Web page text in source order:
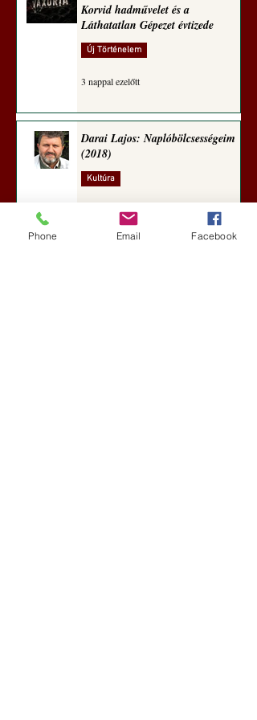
Korvid hadművelet és a
Láthatatlan Gépezet évtizede
Új Történelem
3 nappal ezelőtt
Darai Lajos: Naplóbölcsességeim
(2018)
Kultúra
6 nappal ezelőtt
Phone Email Facebook